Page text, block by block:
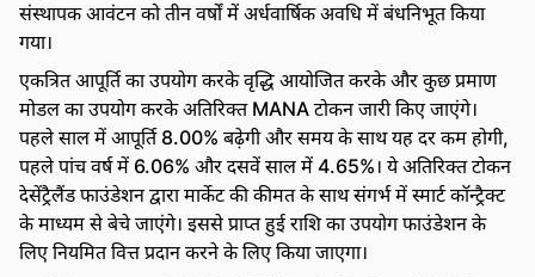
संस्थापक आवंटन को तीन वर्षों में अर्धवार्षिक अवधि में बंधनिभूत किया
गया।
एकत्रित आपूर्ति का उपयोग करके वृद्धि आयोजित करके और कुछ प्रमाण
मोडल का उपयोग करके अतिरिक्त MANA टोकन जारी किए जाएंगे।
पहले साल में आपूर्ति 8.00% बढ़ेगी और समय के साथ यह दर कम होगी,
पहले पांच वर्ष में 6.06% और दसवें साल में 4.65%। ये अतिरिक्त टोकन
देसेंट्रैलैंड फाउंडेशन द्वारा मार्केट की कीमत के साथ संगर्भ में स्मार्ट कॉन्ट्रैक्ट
के माध्यम से बेचे जाएंगे। इससे प्राप्त हुई राशि का उपयोग फाउंडेशन के
लिए नियमित वित्त प्रदान करने के लिए किया जाएगा।